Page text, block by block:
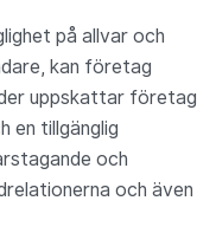
på allvar och
kan företag
uppskattar företag
en tillgänglig
och
och även